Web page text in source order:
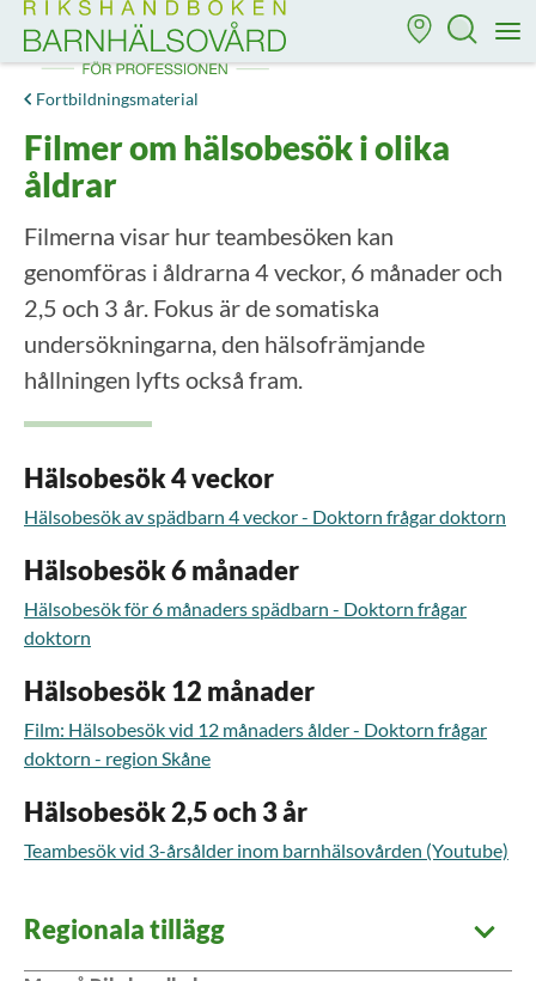
Till startsidan för Rikshandboken i barnhälsovård
Fortbildningsmaterial
Filmer om hälsobesök i olika
åldrar
Filmerna visar hur teambesöken kan
genomföras i åldrarna 4 veckor, 6 månader och
2,5 och 3 år. Fokus är de somatiska
undersökningarna, den hälsofrämjande
hållningen lyfts också fram.
Hälsobesök 4 veckor
Hälsobesök av spädbarn 4 veckor - Doktorn frågar doktorn
Hälsobesök 6 månader
Hälsobesök för 6 månaders spädbarn - Doktorn frågar
doktorn
Hälsobesök 12 månader
Film: Hälsobesök vid 12 månaders ålder - Doktorn frågar
doktorn - region Skåne
Hälsobesök 2,5 och 3 år
Teambesök vid 3-årsålder inom barnhälsovården (Youtube)
Regionala tillägg